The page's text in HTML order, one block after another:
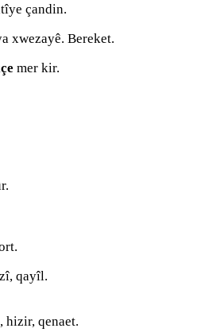
çandin.
xwezayê. Bereket.
mer kir.
qayîl.
hizir, qenaet.